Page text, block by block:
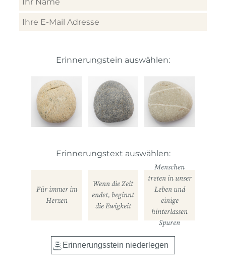
Erinnerungstein auswählen:
Erinnerungstext auswählen:
Für immer im
Herzen
Wenn die Zeit
endet, beginnt
die Ewigkeit
Menschen
treten in unser
Leben und
einige
hinterlassen
Spuren